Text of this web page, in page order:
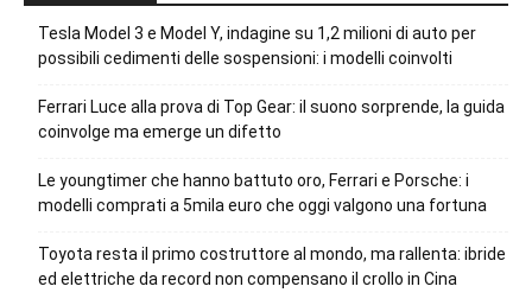
Tesla Model 3 e Model Y, indagine su 1,2 milioni di auto per
possibili cedimenti delle sospensioni: i modelli coinvolti
Ferrari Luce alla prova di Top Gear: il suono sorprende, la guida
coinvolge ma emerge un difetto
Le youngtimer che hanno battuto oro, Ferrari e Porsche: i
modelli comprati a 5mila euro che oggi valgono una fortuna
Toyota resta il primo costruttore al mondo, ma rallenta: ibride
ed elettriche da record non compensano il crollo in Cina